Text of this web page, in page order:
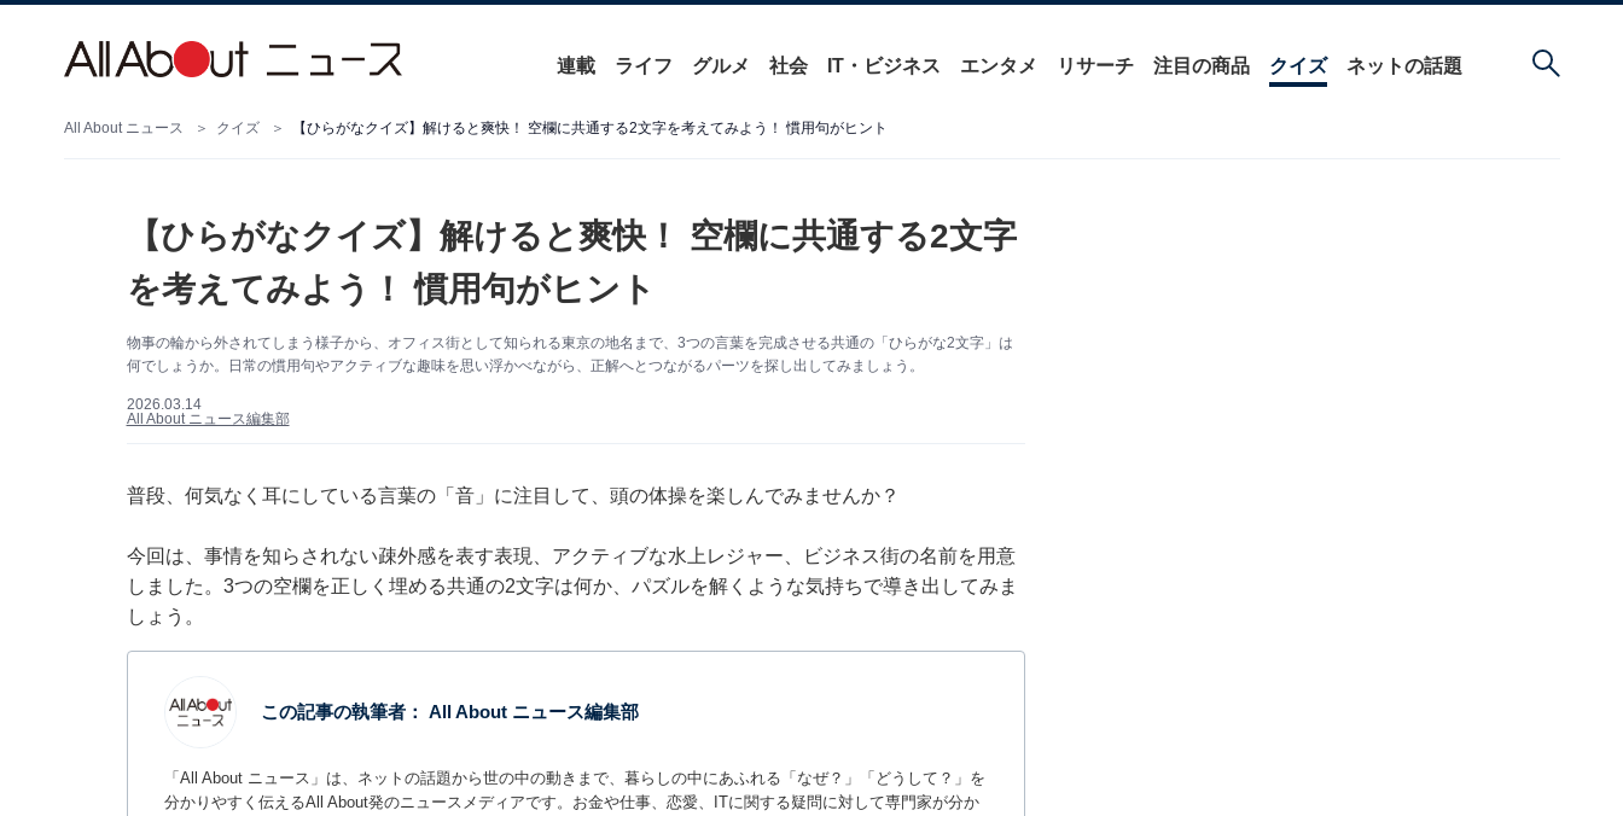
連載 ライフ グルメ 社会 IT・ビジネス エンタメ リサーチ 注目の商品 クイズ ネットの話題
All About ニュース クイズ 【ひらがなクイズ】解けると爽快！ 空欄に共通する2文字を考えてみよう！ 慣用句がヒント
【ひらがなクイズ】解けると爽快！ 空欄に共通する2文字
を考えてみよう！ 慣用句がヒント
物事の輪から外されてしまう様子から、オフィス街として知られる東京の地名まで、3つの言葉を完成させる共通の「ひらがな2文字」は
何でしょうか。日常の慣用句やアクティブな趣味を思い浮かべながら、正解へとつながるパーツを探し出してみましょう。
2026.03.14
All About ニュース編集部
普段、何気なく耳にしている言葉の「音」に注目して、頭の体操を楽しんでみませんか？
今回は、事情を知らされない疎外感を表す表現、アクティブな水上レジャー、ビジネス街の名前を用意
しました。3つの空欄を正しく埋める共通の2文字は何か、パズルを解くような気持ちで導き出してみま
しょう。
この記事の執筆者： All About ニュース編集部
「All About ニュース」は、ネットの話題から世の中の動きまで、暮らしの中にあふれる「なぜ？」「どうして？」を
分かりやすく伝えるAll About発のニュースメディアです。お金や仕事、恋愛、ITに関する疑問に対して専門家が分か